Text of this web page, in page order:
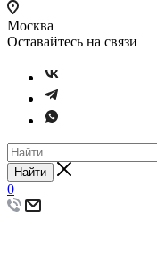
Москва
Оставайтесь на связи
Найти
0